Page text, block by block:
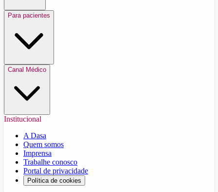
Para pacientes
Canal Médico
Institucional
A Dasa
Quem somos
Imprensa
Trabalhe conosco
Portal de privacidade
Política de cookies